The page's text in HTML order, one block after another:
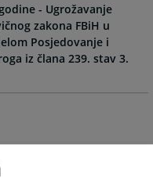
- Ugrožavanje
zakona FBiH u
Posjedovanje i
iz člana 239. stav 3.